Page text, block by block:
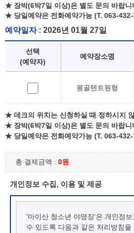
★ 장박(6박7일 이상)은 별도 문의 바랍니
★ 당일예약은 전화예약가능 (T. 063-
예약일자: 2026년 01월 27일
선택
(예약자)
예약장소명
몽골텐트원형
★ 데크의 위치는 신청하실 때 정하시지
★ 장박(6박7일 이상)은 별도 문의 바랍니
★ 당일예약은 전화예약가능 (T. 063-
총 결제금액 : 0원
개인정보 수집, 이용 및 제공
'마이산 청소년 야영장'은 개인정
수 있도록 다음과 같은 처리방침을